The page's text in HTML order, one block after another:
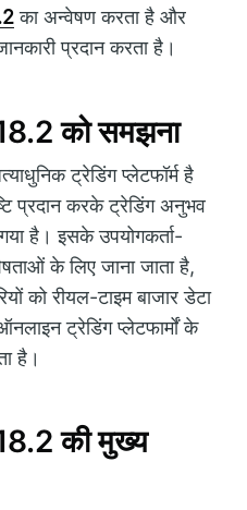
का अन्वेषण करता है और
प्रदान करता है।
को समझना
ट्रेडिंग प्लेटफॉर्म है
प्रदान करके ट्रेडिंग अनुभव
है। इसके उपयोगकर्ता-
के लिए जाना जाता है,
को रीयल-टाइम बाजार डेटा
ट्रेडिंग प्लेटफार्मों के
है।
की मुख्य